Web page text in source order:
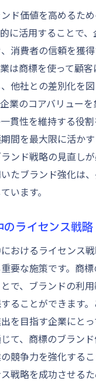
ド価値を高めるた
に活用することで
消費者の信頼を獲
は商標を使って顧
他社との差別化を
業のコアバリュー
貫性を維持する役割
間を最大限に活か
ンド戦略の見直し
たブランド強化は
います。
のライセンス戦略
おけるライセンス
要な施策です。商
で、ブランドの利
ることができます
を目指す企業にと
て、商標のブラン
競争力を強化するこ
戦略を成功させる